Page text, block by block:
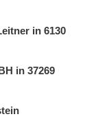
in 6130
in 37269